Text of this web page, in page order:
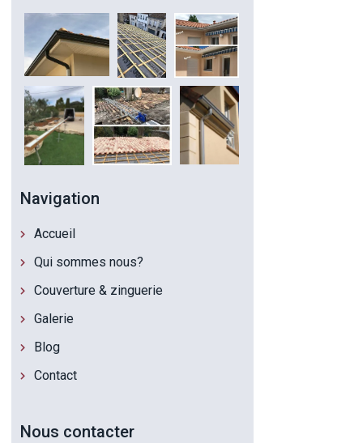
Navigation
Accueil
Qui sommes nous?
Couverture & zinguerie
Galerie
Blog
Contact
Nous contacter